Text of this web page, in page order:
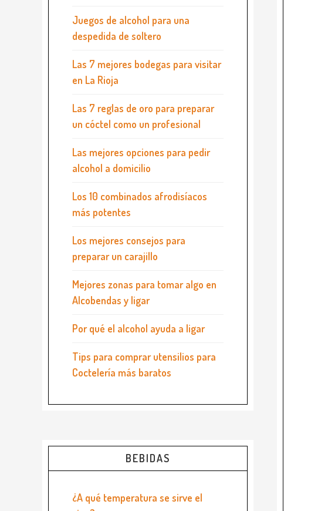
Juegos de alcohol para una
despedida de soltero
Las 7 mejores bodegas para visitar
en La Rioja
Las 7 reglas de oro para preparar
un cóctel como un profesional
Las mejores opciones para pedir
alcohol a domicilio
Los 10 combinados afrodisíacos
más potentes
Los mejores consejos para
preparar un carajillo
Mejores zonas para tomar algo en
Alcobendas y ligar
Por qué el alcohol ayuda a ligar
Tips para comprar utensilios para
Coctelería más baratos
BEBIDAS
¿A qué temperatura se sirve el